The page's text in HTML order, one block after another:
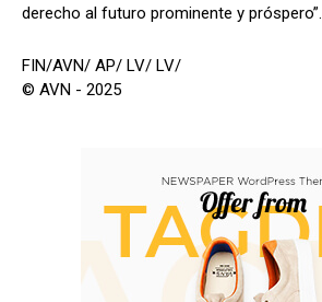
derecho al futuro prominente y próspero”.
FIN/AVN/ AP/ LV/ LV/
© AVN - 2025